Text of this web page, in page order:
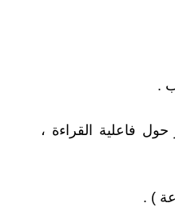
فاعلية القراءة ،
) .